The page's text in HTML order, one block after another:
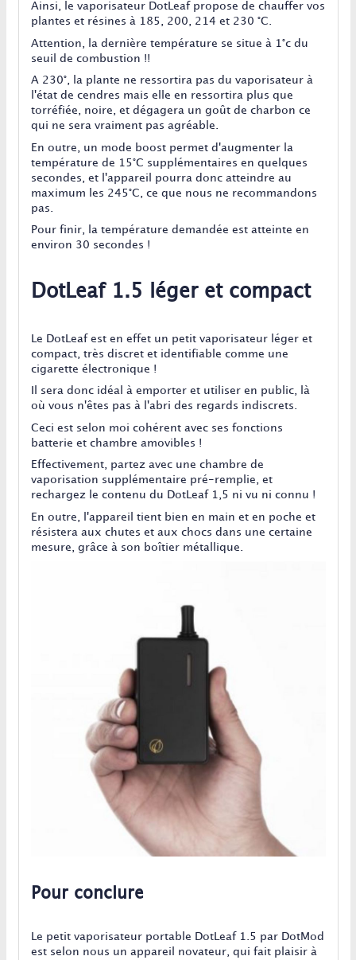
Ainsi, le vaporisateur DotLeaf propose de chauffer vos
plantes et résines à 185, 200, 214 et 230 °C.
Attention, la dernière température se situe à 1°c du
seuil de combustion !!
A 230°, la plante ne ressortira pas du vaporisateur à
l'état de cendres mais elle en ressortira plus que
torréfiée, noire, et dégagera un goût de charbon ce
qui ne sera vraiment pas agréable.
En outre, un mode boost permet d'augmenter la
température de 15°C supplémentaires en quelques
secondes, et l'appareil pourra donc atteindre au
maximum les 245°C, ce que nous ne recommandons
pas.
Pour finir, la température demandée est atteinte en
environ 30 secondes !
DotLeaf 1.5 léger et compact
Le DotLeaf est en effet un petit vaporisateur léger et
compact, très discret et identifiable comme une
cigarette électronique !
Il sera donc idéal à emporter et utiliser en public, là
où vous n'êtes pas à l'abri des regards indiscrets.
Ceci est selon moi cohérent avec ses fonctions
batterie et chambre amovibles !
Effectivement, partez avec une chambre de
vaporisation supplémentaire pré-remplie, et
rechargez le contenu du DotLeaf 1,5 ni vu ni connu !
En outre, l'appareil tient bien en main et en poche et
résistera aux chutes et aux chocs dans une certaine
mesure, grâce à son boîtier métallique.
Pour conclure
Le petit vaporisateur portable DotLeaf 1.5 par DotMod
est selon nous un appareil novateur, qui fait plaisir à